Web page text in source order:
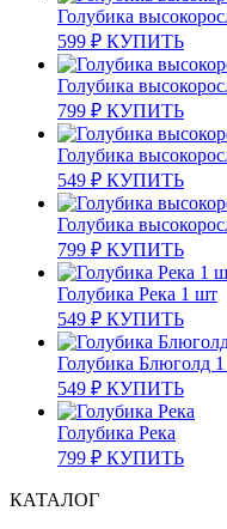
Голубика
599 ₽ КУПИТЬ
Голубика
799 ₽ КУПИТЬ
Голубика
549 ₽ КУПИТЬ
Голубика
799 ₽ КУПИТЬ
Голубика Река 1 шт
549 ₽ КУПИТЬ
Голубика Блюголд
549 ₽ КУПИТЬ
Голубика Река
799 ₽ КУПИТЬ
КАТАЛОГ